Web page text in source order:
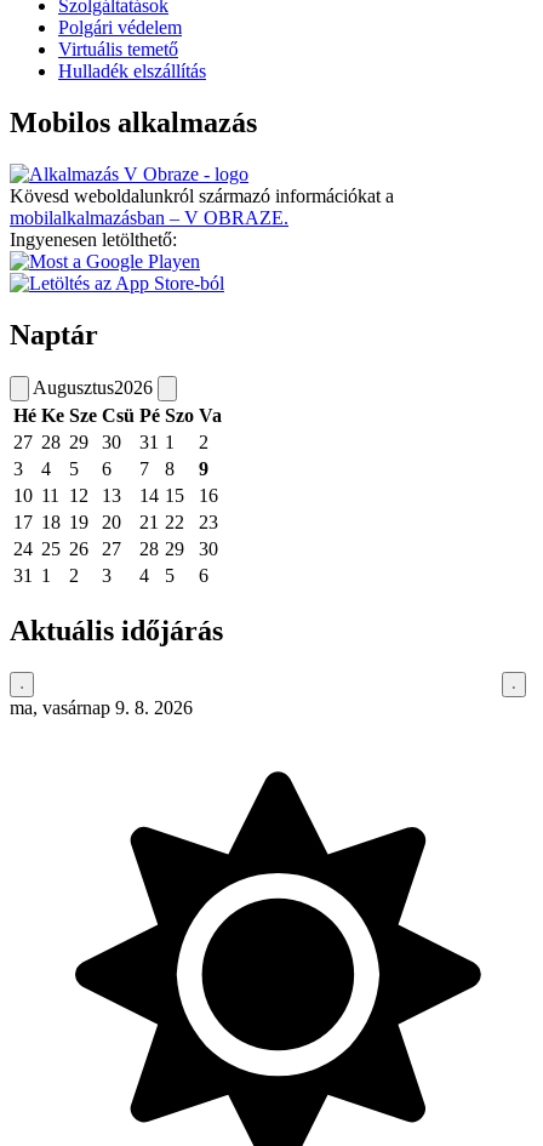
Szolgáltatások
Polgári védelem
Virtuális temető
Hulladék elszállítás
Mobilos alkalmazás
Kövesd weboldalunkról származó információkat a
mobilalkalmazásban – V OBRAZE.
Ingyenesen letölthető:
Naptár
Augusztus2026
Hé Ke Sze Csü Pé Szo Va
27 28 29 30 31 1
2
3
4 5 6 7 8
9
10 11 12 13 14 15
16
17 18 19 20 21 22
23
24 25 26 27 28 29
30
31
1 2 3 4 5 6
Aktuális időjárás
ma, vasárnap 9. 8. 2026